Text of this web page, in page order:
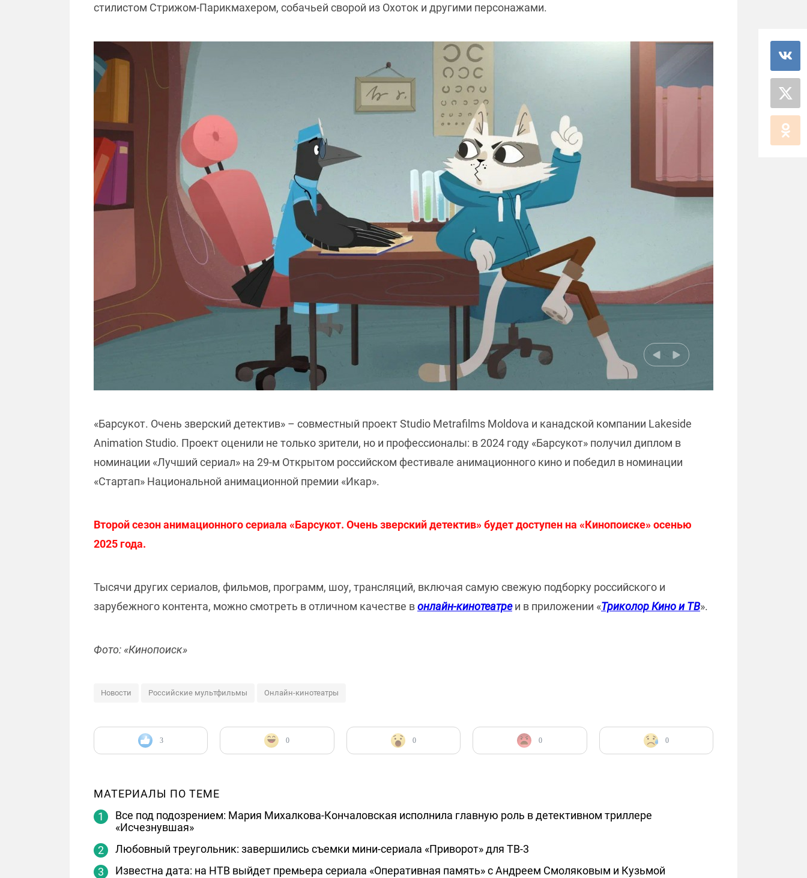
стилистом Стрижом-Парикмахером, собачьей сворой из Охоток и другими персонажами.
«Барсукот. Очень зверский детектив» – совместный проект Studio Metrafilms Moldova и канадской компании Lakeside
Animation Studio. Проект оценили не только зрители, но и профессионалы: в 2024 году «Барсукот» получил диплом в
номинации «Лучший сериал» на 29-м Открытом российском фестивале анимационного кино и победил в номинации
«Стартап» Национальной анимационной премии «Икар».
Второй сезон анимационного сериала «Барсукот. Очень зверский детектив» будет доступен на «Кинопоиске» осенью
2025 года.
Тысячи других сериалов, фильмов, программ, шоу, трансляций, включая самую свежую подборку российского и
зарубежного контента, можно смотреть в отличном качестве вонлайн-кинотеатреи в приложении «Триколор Кино и ТВ».
Фото: «Кинопоиск»
Новости Российские мультфильмы Онлайн-кинотеатры
3 0 0 0 0
МАТЕРИАЛЫ ПО ТЕМЕ
Все под подозрением: Мария Михалкова-Кончаловская исполнила главную роль в детективном триллере
«Исчезнувшая»
Любовный треугольник: завершились съемки мини-сериала «Приворот» для ТВ-3
Известна дата: на НТВ выйдет премьера сериала «Оперативная память» с Андреем Смоляковым и Кузьмой